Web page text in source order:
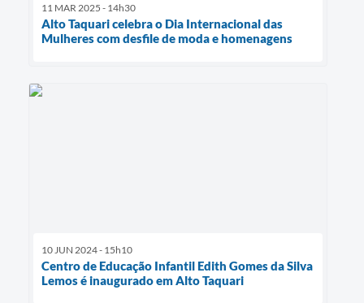
11 MAR 2025 - 14h30
Alto Taquari celebra o Dia Internacional das
Mulheres com desfile de moda e homenagens
10 JUN 2024 - 15h10
Centro de Educação Infantil Edith Gomes da Silva
Lemos é inaugurado em Alto Taquari